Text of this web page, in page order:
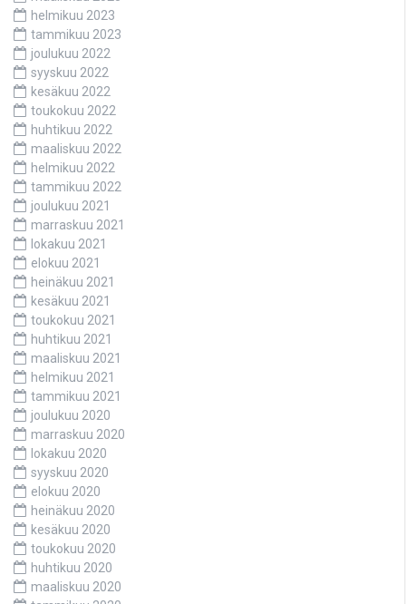
helmikuu 2023
tammikuu 2023
joulukuu 2022
syyskuu 2022
kesäkuu 2022
toukokuu 2022
huhtikuu 2022
maaliskuu 2022
helmikuu 2022
tammikuu 2022
joulukuu 2021
marraskuu 2021
lokakuu 2021
elokuu 2021
heinäkuu 2021
kesäkuu 2021
toukokuu 2021
huhtikuu 2021
maaliskuu 2021
helmikuu 2021
tammikuu 2021
joulukuu 2020
marraskuu 2020
lokakuu 2020
syyskuu 2020
elokuu 2020
heinäkuu 2020
kesäkuu 2020
toukokuu 2020
huhtikuu 2020
maaliskuu 2020